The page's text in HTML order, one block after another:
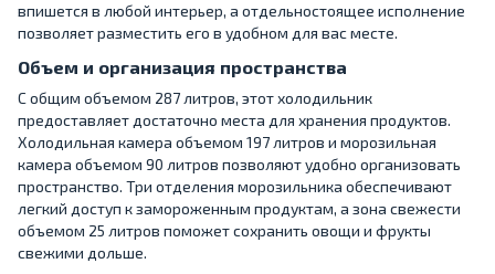
впишется в любой интерьер, а отдельностоящее исполнение
позволяет разместить его в удобном для вас месте.
Объем и организация пространства
С общим объемом 287 литров, этот холодильник
предоставляет достаточно места для хранения продуктов.
Холодильная камера объемом 197 литров и морозильная
камера объемом 90 литров позволяют удобно организовать
пространство. Три отделения морозильника обеспечивают
легкий доступ к замороженным продуктам, а зона свежести
объемом 25 литров поможет сохранить овощи и фрукты
свежими дольше.